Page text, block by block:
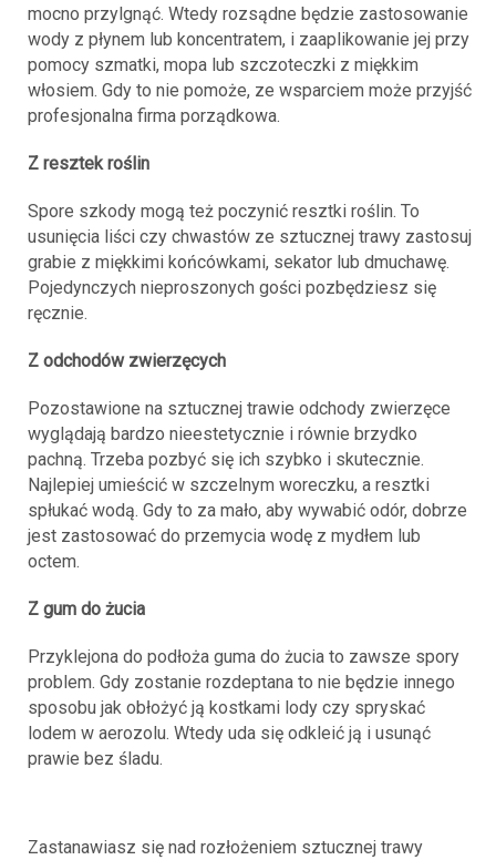
mocno przylgnąć. Wtedy rozsądne będzie zastosowanie
wody z płynem lub koncentratem, i zaaplikowanie jej przy
pomocy szmatki, mopa lub szczoteczki z miękkim
włosiem. Gdy to nie pomoże, ze wsparciem może przyjść
profesjonalna firma porządkowa.
Z resztek roślin
Spore szkody mogą też poczynić resztki roślin. To
usunięcia liści czy chwastów ze sztucznej trawy zastosuj
grabie z miękkimi końcówkami, sekator lub dmuchawę.
Pojedynczych nieproszonych gości pozbędziesz się
ręcznie.
Z odchodów zwierzęcych
Pozostawione na sztucznej trawie odchody zwierzęce
wyglądają bardzo nieestetycznie i równie brzydko
pachną. Trzeba pozbyć się ich szybko i skutecznie.
Najlepiej umieścić w szczelnym woreczku, a resztki
spłukać wodą. Gdy to za mało, aby wywabić odór, dobrze
jest zastosować do przemycia wodę z mydłem lub
octem.
Z gum do żucia
Przyklejona do podłoża guma do żucia to zawsze spory
problem. Gdy zostanie rozdeptana to nie będzie innego
sposobu jak obłożyć ją kostkami lody czy spryskać
lodem w aerozolu. Wtedy uda się odkleić ją i usunąć
prawie bez śladu.
Zastanawiasz się nad rozłożeniem sztucznej trawy